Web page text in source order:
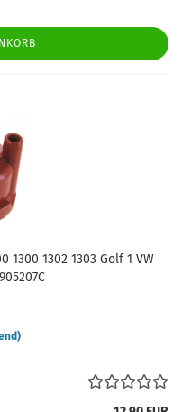
1300 1302 1303 Golf 1 VW